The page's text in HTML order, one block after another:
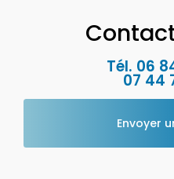
Tél. 06
07 44
Envoyer